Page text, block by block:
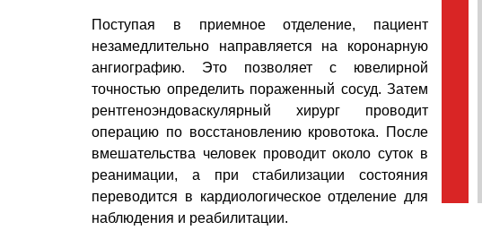
Поступая в приемное отделение, пациент
незамедлительно направляется на коронарную
ангиографию. Это позволяет с ювелирной
точностью определить пораженный сосуд. Затем
рентгеноэндоваскулярный хирург проводит
операцию по восстановлению кровотока. После
вмешательства человек проводит около суток в
реанимации, а при стабилизации состояния
переводится в кардиологическое отделение для
наблюдения и реабилитации.